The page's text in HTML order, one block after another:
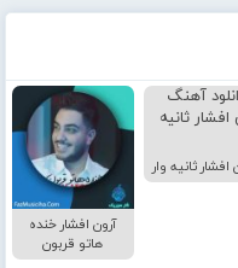
افشار ثانیه وار
آرون افشار خنده
هاتو قربون